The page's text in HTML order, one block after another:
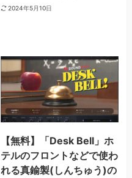
2024年5月10日
【無料】「Desk Bell」ホ
テルのフロントなどで使わ
れる真鍮製(しんちゅう)の